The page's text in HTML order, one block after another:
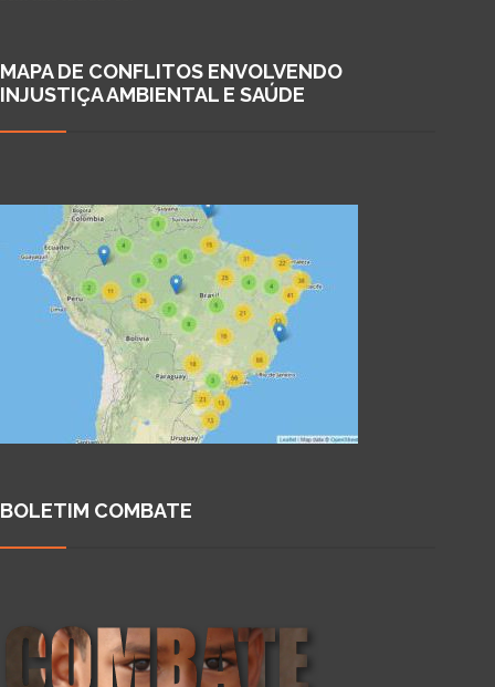
MAPA DE CONFLITOS ENVOLVENDO
INJUSTIÇA AMBIENTAL E SAÚDE
BOLETIM COMBATE